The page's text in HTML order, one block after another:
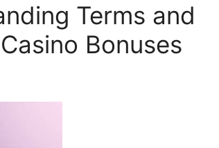
Terms and
Bonuses